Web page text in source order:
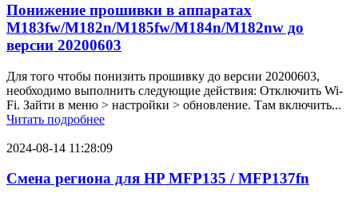
Понижение прошивки в аппаратах
M183fw/M182n/M185fw/M184n/M182nw до
версии 20200603
Для того чтобы понизить прошивку до версии 20200603,
необходимо выполнить следующие действия: Отключить Wi-
Fi. Зайти в меню > настройки > обновление. Там включить...
Читать подробнее
2024-08-14 11:28:09
Смена региона для HP MFP135 / MFP137fn